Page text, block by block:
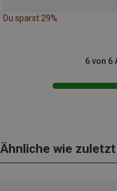
Du sparst 29%
6 von 6
Ähnliche wie